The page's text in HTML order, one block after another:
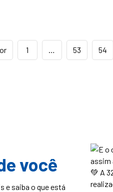
1 … 53 54
você
e saiba o que está